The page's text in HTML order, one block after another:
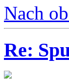
Nach
Re: